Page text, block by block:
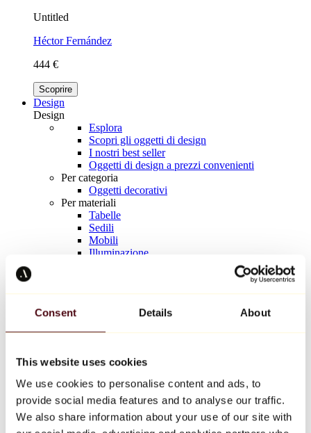
Consent Details About
This website uses cookies
We use cookies to personalise content and ads, to
provide social media features and to analyse our traffic.
We also share information about your use of our site with
Untitled
Héctor Fernández
444 €
Scoprire
Design
Design
Esplora
Scopri gli oggetti di design
I nostri best seller
Oggetti di design a prezzi convenienti
Per categoria
Oggetti decorativi
Per materiali
Tabelle
Sedili
Mobili
Illuminazione
Keith Haring
Tutti i designer
Opera della settimana